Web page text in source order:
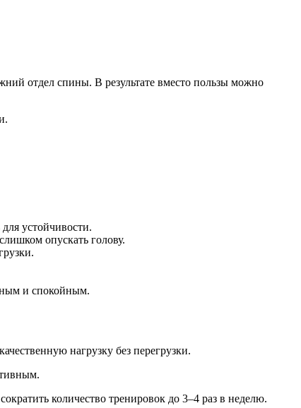
отдел спины. В результате вместо пользы можно
устойчивости.
опускать голову.
и спокойным.
нагрузку без перегрузки.
количество тренировок до 3–4 раз в неделю.